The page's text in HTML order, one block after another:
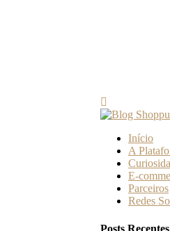
Início
A
E-
Parceiros
Redes
Posts Recentes